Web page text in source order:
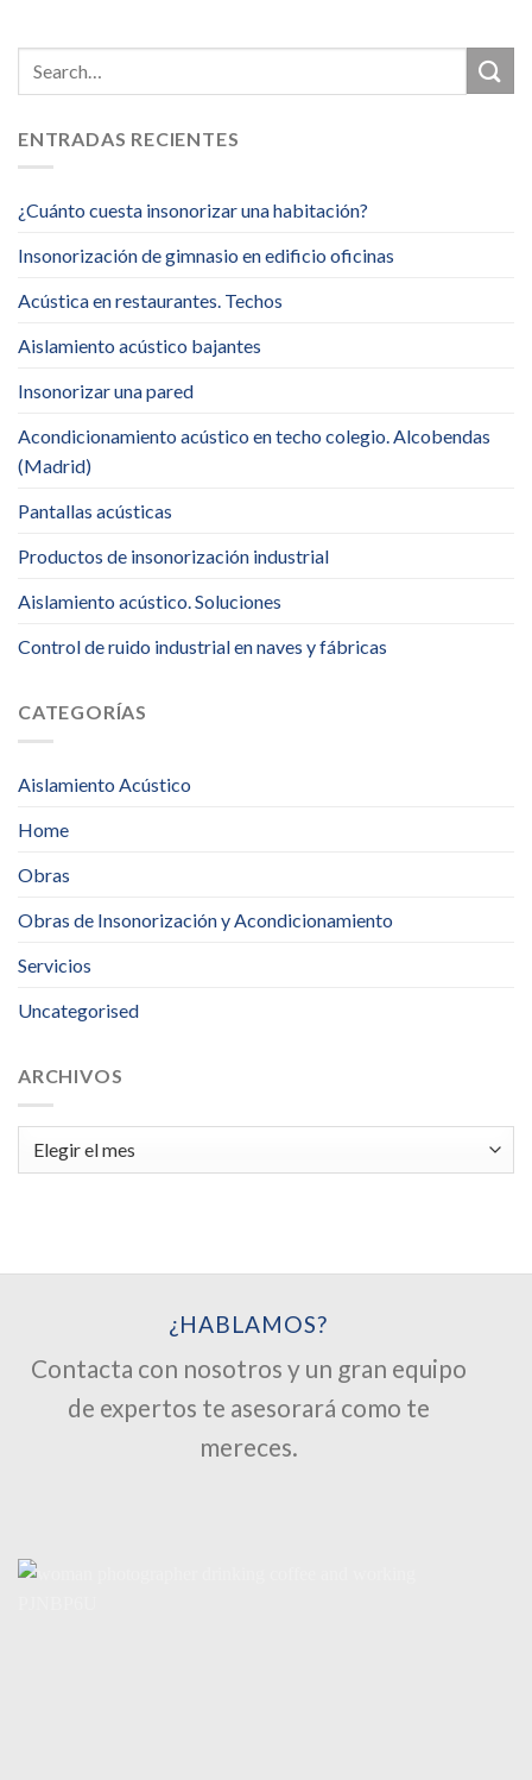
ENTRADAS RECIENTES
¿Cuánto cuesta insonorizar una habitación?
Insonorización de gimnasio en edificio oficinas
Acústica en restaurantes. Techos
Aislamiento acústico bajantes
Insonorizar una pared
Acondicionamiento acústico en techo colegio. Alcobendas
(Madrid)
Pantallas acústicas
Productos de insonorización industrial
Aislamiento acústico. Soluciones
Control de ruido industrial en naves y fábricas
CATEGORÍAS
Aislamiento Acústico
Home
Obras
Obras de Insonorización y Acondicionamiento
Servicios
Uncategorised
ARCHIVOS
¿HABLAMOS?
Contacta con nosotros y un gran equipo
de expertos te asesorará como te
mereces.